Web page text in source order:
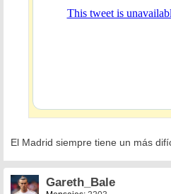
El Madrid siempre tiene un más
Gareth_Bale